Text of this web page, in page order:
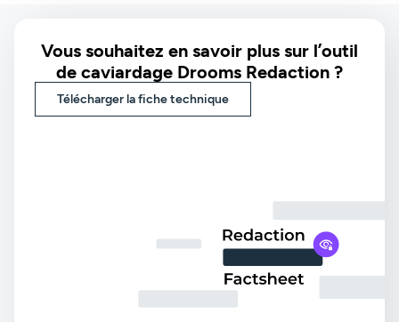
Vous souhaitez en savoir plus sur l’outil
de caviardage Drooms Redaction ?
Télécharger la fiche technique